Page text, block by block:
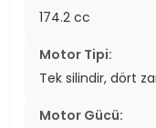
174.2 cc
Motor Tipi:
Tek silindir, dört
Motor Gücü: